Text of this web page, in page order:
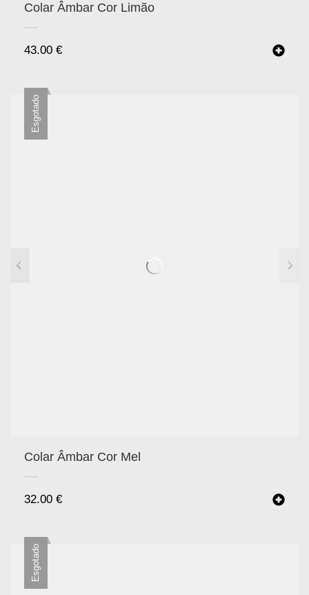
Colar Âmbar Cor Limão
43.00 €
Esgotado
Colar Âmbar Cor Mel
32.00 €
Esgotado